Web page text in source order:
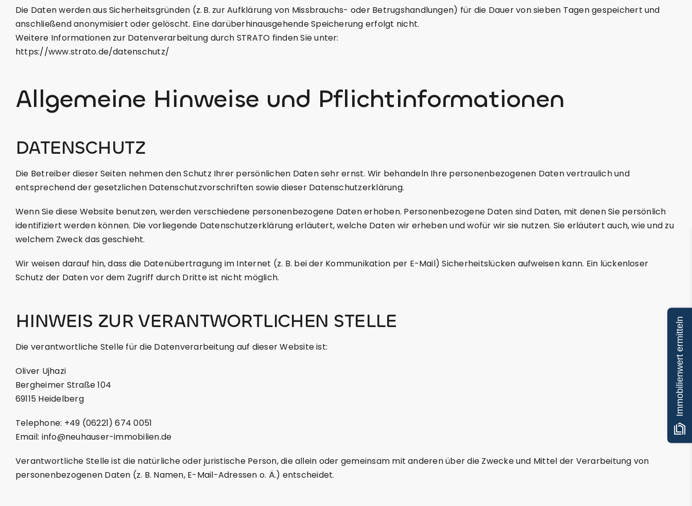
Die Daten werden aus Sicherheitsgründen (z. B. zur Aufklärung von Missbrauchs- oder Betrugshandlungen) für die Dauer von sieben Tagen gespeichert und
anschließend anonymisiert oder gelöscht. Eine darüberhinausgehende Speicherung erfolgt nicht.
Weitere Informationen zur Datenverarbeitung durch STRATO finden Sie unter:
https://www.strato.de/datenschutz/
Allgemeine Hinweise und Pflichtinformationen
DATENSCHUTZ
Die Betreiber dieser Seiten nehmen den Schutz Ihrer persönlichen Daten sehr ernst. Wir behandeln Ihre personenbezogenen Daten vertraulich und
entsprechend der gesetzlichen Datenschutzvorschriften sowie dieser Datenschutzerklärung.
​Wenn Sie diese Website benutzen, werden verschiedene personenbezogene Daten erhoben. Personenbezogene Daten sind Daten, mit denen Sie persönlich
identifiziert werden können. Die vorliegende Datenschutzerklärung erläutert, welche Daten wir erheben und wofür wir sie nutzen. Sie erläutert auch, wie und zu
welchem Zweck das geschieht.
Wir weisen darauf hin, dass die Datenübertragung im Internet (z. B. bei der Kommunikation per E-Mail) Sicherheitslücken aufweisen kann. Ein lückenloser
Schutz der Daten vor dem Zugriff durch Dritte ist nicht möglich.
HINWEIS ZUR VERANTWORTLICHEN STELLE
Die verantwortliche Stelle für die Datenverarbeitung auf dieser Website ist:
Oliver Ujhazi
Bergheimer Straße 104
69115 Heidelberg
Telephone: +49 (06221) 674 0051
Email: info@neuhauser-immobilien.de
​Verantwortliche Stelle ist die natürliche oder juristische Person, die allein oder gemeinsam mit anderen über die Zwecke und Mittel der Verarbeitung von
personenbezogenen Daten (z. B. Namen, E-Mail-Adressen o. Ä.) entscheidet.
Immobilienwert ermitteln